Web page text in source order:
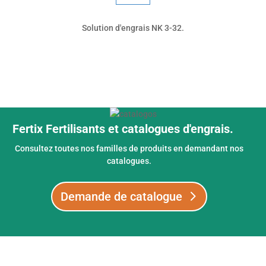
Solution d'engrais NK 3-32.
Fertix Fertilisants et catalogues d'engrais.
Consultez toutes nos familles de produits en demandant nos
catalogues.
Demande de catalogue